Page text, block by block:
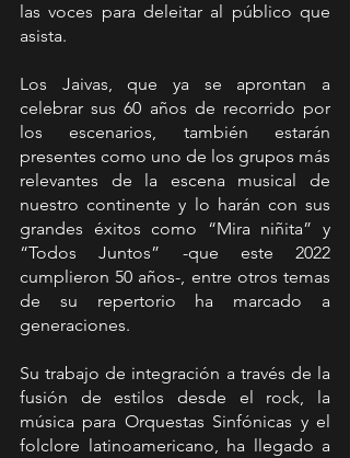
las voces para deleitar al público que
asista.
Los Jaivas, que ya se aprontan a
celebrar sus 60 años de recorrido por
los escenarios, también estarán
presentes como uno de los grupos más
relevantes de la escena musical de
nuestro continente y lo harán con sus
grandes éxitos como “Mira niñita” y
“Todos Juntos” -que este 2022
cumplieron 50 años-, entre otros temas
de su repertorio ha marcado a
generaciones.
Su trabajo de integración a través de la
fusión de estilos desde el rock, la
música para Orquestas Sinfónicas y el
folclore latinoamericano, ha llegado a